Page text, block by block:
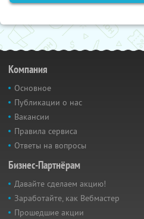
Компания
Основное
Публикации о нас
Вакансии
Правила сервиса
Ответы на вопросы
Бизнес-Партнёрам
Давайте сделаем акцию!
Заработайте, как Вебмастер
Прошедшие акции